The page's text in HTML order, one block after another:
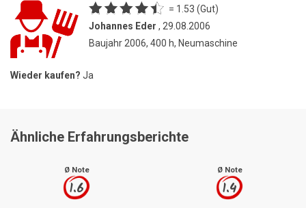
= 1.53 (Gut)
Johannes Eder , 29.08.2006
Baujahr 2006, 400 h, Neumaschine
Wieder kaufen? Ja
Ähnliche Erfahrungsberichte
Ø Note
1.6
Ø Note
1.4